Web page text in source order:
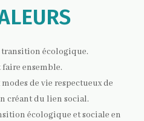
écologique.
ensemble.
de vie respectueux de
créant du lien social.
écologique et sociale en